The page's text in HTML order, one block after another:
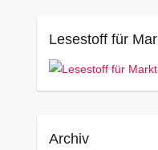
Lesestoff für
Archiv